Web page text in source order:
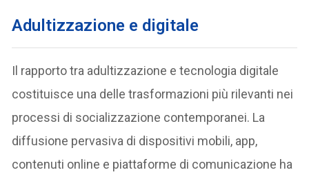
Adultizzazione e digitale
Il rapporto tra adultizzazione e tecnologia digitale
costituisce una delle trasformazioni più rilevanti nei
processi di socializzazione contemporanei. La
diffusione pervasiva di dispositivi mobili, app,
contenuti online e piattaforme di comunicazione ha